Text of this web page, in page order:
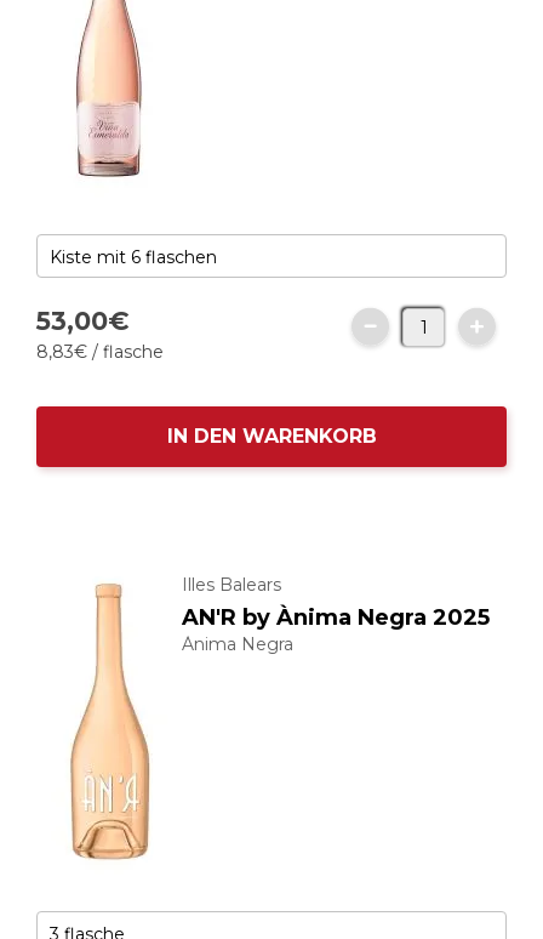
53,00€
8,83€ / flasche
IN DEN WARENKORB
Illes Balears
AN'R by Ànima Negra 2025
Ànima Negra